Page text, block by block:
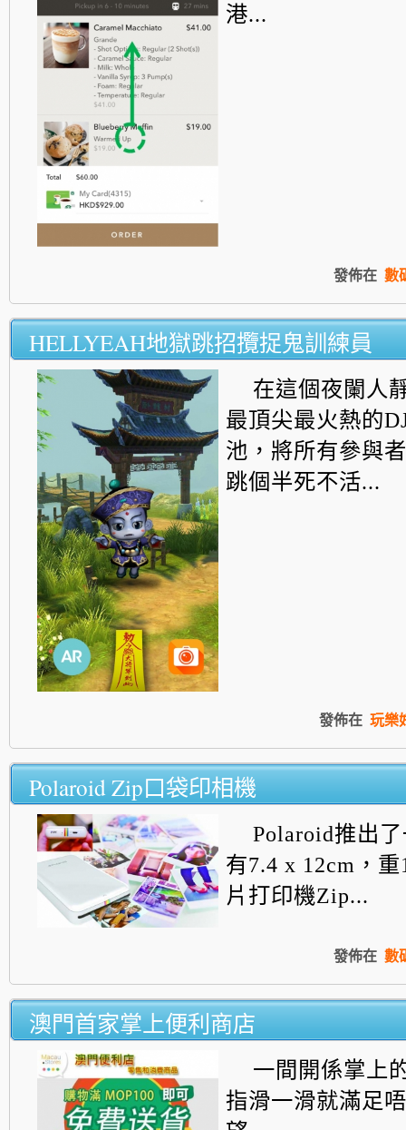
港...
發佈在 數
HELLYEAH地獄跳招攬捉鬼訓練員
在這個夜闌人
最頂尖最火熱的
池，將所有參與
跳個半死不活...
發佈在 玩樂
Polaroid Zip口袋印相機
Polaroid推出
有7.4 x 12cm，
片打印機Zip...
發佈在 數
澳門首家掌上便利商店
一間開係掌上
指滑一滑就滿足